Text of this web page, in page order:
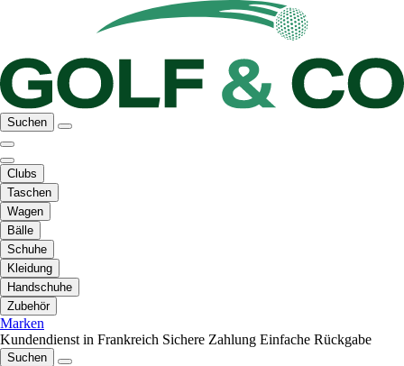
Suchen
Clubs
Taschen
Wagen
Bälle
Schuhe
Kleidung
Handschuhe
Zubehör
Marken
Kundendienst in Frankreich Sichere Zahlung Einfache Rückgabe
Suchen